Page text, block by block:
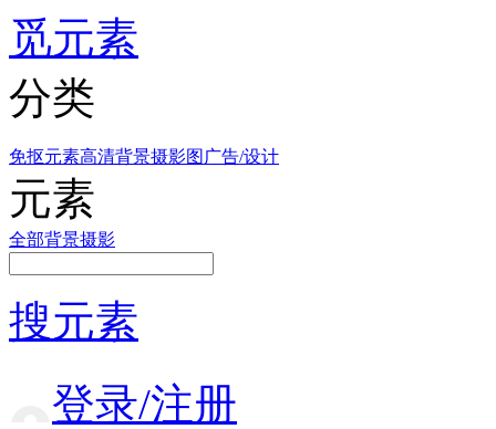
觅元素
分类
免抠元素高清背景摄影图 广告/设计
元素
全部背景摄影
搜元素
登录/注册